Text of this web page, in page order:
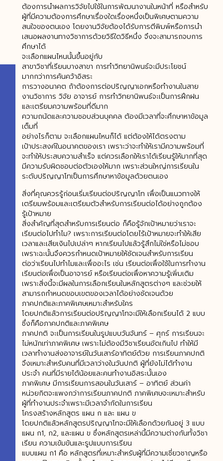
ต้องการนำผลการวิจัยไปใช้ในการพัฒนางานในหน้าที่ หรือสำหรับ
ผู้ที่มีความต้องการศึกษาเรื่องใดเรื่องหนึ่งเป็นพิเศษตามความ
สนใจของตนเอง โดยงานวิจัยต้องได้รับการตีพิมพ์หรือการนำ
เสนอผลงานทางวิชาการด้วยวิธีใดวิธีหนึ่ง จึงจะสามารถจบการ
ศึกษาได้
จะเลือกแผนไหนนั้นขึ้นอยู่กับ
สาขาวิชาที่เรียนบางสาขา การทำวิทยานิพนธ์จะมีประโยชน์
มากกว่าการค้นคว้าอิสระ
การวางอนาคต ถ้าต้องการต่อปริญญาเอกหรือทำงานในสาย
งานวิชาการ วิจัย อาจารย์ การทำวิทยานิพนธ์จะเป็นการฝึกฝน
และเตรียมความพร้อมที่ดีมาก
ความถนัดและความชอบส่วนบุคคล ต้องมีเวลาที่จะศึกษาหาข้อมูล
เต็มที่
อย่างไรก็ตาม จะเลือกแผนไหนก็ได้ แต่ต้องให้ได้ตรงตาม
เป้าประสงค์ในอนาคตของเรา เพราะว่าจะทำให้เรามีความพร้อมที่
จะทำให้ประสบความสำเร็จ แต่ควรเลือกให้เราได้เรียนรู้ให้มากที่สุด
มีความรับผิดชอบต่อตัวเองให้มาก เพราะส่วนใหญ่การเรียนใน
ระดับปริญญาโทเป็นการศึกษาหาข้อมูลด้วยตนเอง
สิ่งที่คุณควรรู้ก่อนเริ่มเรียนต่อปริญญาโท เพื่อเป็นแนวทางให้
เตรียมพร้อมและเตรียมตัวสำหรับการเรียนต่อได้อย่างถูกต้อง
รู้เป้าหมาย
สิ่งสำคัญที่สุดสำหรับการเรียนต่อ ก็คือรู้จักเป้าหมายว่าเราจะ
เรียนต่อไปทำไม? เพราะการเรียนต่อโดยไร้เป้าหมายจะทำให้เสีย
เวลาและเสียเงินไปเปล่าๆ หากเรียนไปแล้วรู้สึกไม่ใช่หรือไม่ชอบ
เพราะฉะนั้นจึงควรกำหนดเป้าหมายให้ชัดเจนสำหรับการเรียน
ต่อว่าเรียนไปทำไมและเพื่ออะไร เช่น เรียนต่อเพื่อใช้ในการทำงาน
เรียนต่อเพื่อเป็นอาจารย์ หรือเรียนต่อเพื่อหาความรู้เพิ่มเติม
เพราะสิ่งนี้จะมีผลในการเลือกเรียนในหลักสูตรต่างๆ และช่วยให้
สามารถกำหนดขอบเขตของเวลาได้อย่างชัดเจนด้วย
ภาคปกติและภาคพิเศษเหมาะสำหรับใคร
โดยปกติแล้วการเรียนต่อปริญญาโทจะมีให้เลือกเรียนได้ 2 แบบ
ซึ่งก็คือภาคปกติและภาคพิเศษ
ภาคปกติ จะเป็นการเรียนในรูปแบบวันจันทร์ – ศุกร์ การเรียนจะ
ไม่หนักเท่าภาคพิเศษ เพราะไม่ต้องมีวิชาเรียนอัดเกินไป ทำให้มี
เวลาทำงานส่งอาจารย์ในวันเสาร์อาทิตย์ด้วย การเรียนภาคปกติ
จึงเหมาะสำหรับคนที่มีเวลาว่างในวันปกติ ผู้ที่ยังไม่ได้ทำงาน
ประจำ คนที่มีรายได้น้อยและคนทำงานอิสระนั้นเอง
ภาคพิเศษ มีการเรียนการสอนในวันเสาร์ – อาทิตย์ ส่วนค่า
หน่วยกิตจะแพงกว่าการเรียนภาคปกติ ภาคพิเศษจะเหมาะสำหรับ
ผู้ที่ทำงานประจำเพราะมีเวลาจำกัดในการเรียน
โครงสร้างหลักสูตร แผน ก และ แผน ข
โดยปกติแล้วหลักสูตรปริญญาโทจะมีให้เลือกด้วยกันอยู่ 3 แบบ
แผน ก1, ก2, และแผน ข ซึ่งหลักสูตรเหล่านี้มีความต่างกันทั้งวิชา
เรียน ความเข้มข้นและรูปแบบการเรียน
แบบแผน ก1 คือ หลักสูตรที่เหมาะสำหรับผู้ที่มีความเชี่ยวชาญหรือ